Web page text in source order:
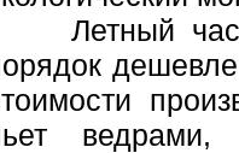
Летный час